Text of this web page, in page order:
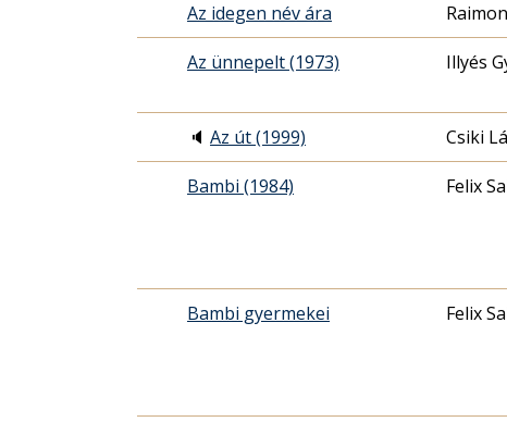
Az idegen név ára
Az ünnepelt (1973) Illyés
🔈 Az út (1999) Csiki
Bambi (1984) Felix
Bambi gyermekei Felix